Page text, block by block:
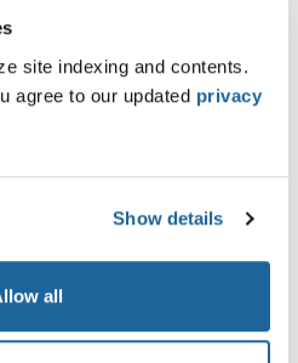
site indexing and contents.
agree to our updated privacy
Show details
all
Zürich
Integratoren,
rund
aus realen